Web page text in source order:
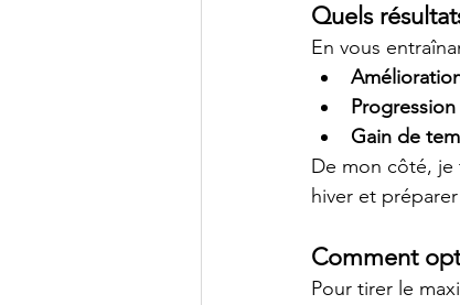
Quels
En vous
Gain de
De mon côté,
hiver et
Comment
Pour tirer le